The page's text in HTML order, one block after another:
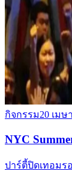
กิจกรรม20 เมษ
NYC
ปาร์ตี้ปิดเทอมร